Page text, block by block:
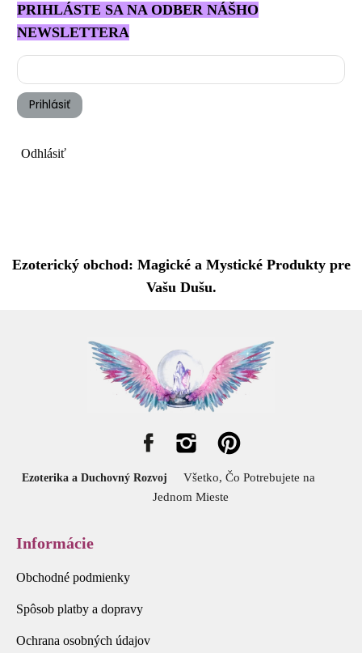
PRIHLÁSTE SA NA ODBER NÁŠHO
NEWSLETTERA
Prihlásiť
Odhlásiť
Ezoterický obchod: Magické a Mystické Produkty pre
Vašu Dušu.
Ezoterika a Duchovný Rozvoj
Všetko, Čo Potrebujete na
Jednom Mieste
Informácie
Obchodné podmienky
Spôsob platby a dopravy
Ochrana osobných údajov